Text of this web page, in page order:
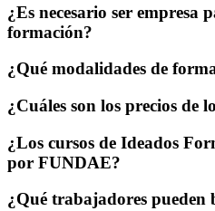
¿Es necesario ser empresa
formación?
¿Qué modalidades de
¿Cuáles son los precios de
¿Los cursos de Ideados
por FUNDAE?
¿Qué trabajadores pueden